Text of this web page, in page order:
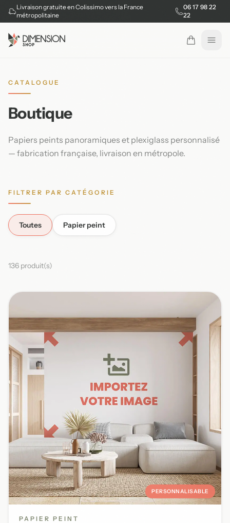
Livraison gratuite en Colissimo vers la France
métropolitaine
06 17 98 22
22
CATALOGUE
Boutique
Papiers peints panoramiques et plexiglass personnalisé
— fabrication française, livraison en métropole.
FILTRER PAR CATÉGORIE
Toutes Papier peint
136 produit(s)
PERSONNALISABLE
PAPIER PEINT